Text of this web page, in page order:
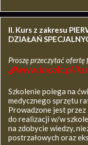
II. Kurs z zakresu
DZIAŁAŃ
Proszę przeczytać
www.incolt.pl/
Szkolenie polega na
medycznego sprzętu
Prowadzone jest
do realizacji w/w
na zdobycie wiedzy,
postrzałowych oraz